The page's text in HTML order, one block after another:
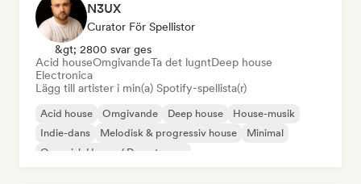
N3UX
Curator För Spellistor
&gt; 2800 svar ges
Acid houseOmgivandeTa det lugntDeep house
Electronica
Lägg till artister i min(a) Spotify-spellista(r)
Acid house Omgivande Deep house
House-musik
Indie-dans
Melodisk & progressiv house
Minimal
Organisk House / Downtempo